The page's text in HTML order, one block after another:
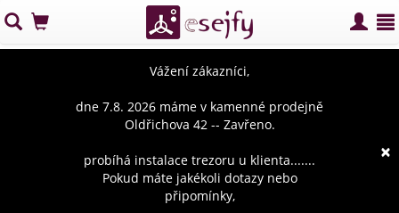
×
Vážení zákazníci,
dne 7.8. 2026 máme v kamenné prodejně
Oldřichova 42 -- Zavřeno.
probíhá instalace trezoru u klienta.......
Pokud máte jakékoli dotazy nebo
připomínky,